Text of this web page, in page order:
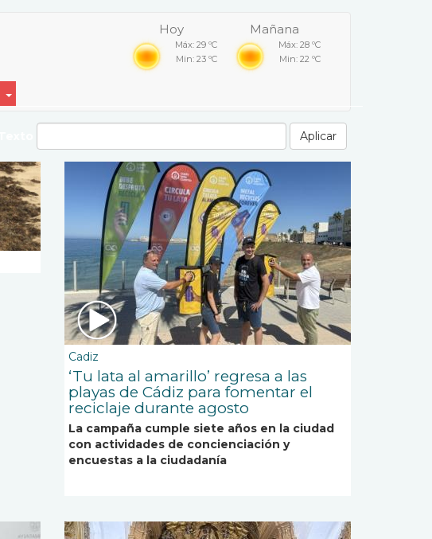
Hoy
Máx: 29 ºC
Min: 23 ºC
Mañana
Máx: 28 ºC
Min: 22 ºC
Aplicar
Cadiz
‘Tu lata al amarillo’ regresa a las
playas de Cádiz para fomentar el
reciclaje durante agosto
La campaña cumple siete años en la ciudad
con actividades de concienciación y
encuestas a la ciudadanía